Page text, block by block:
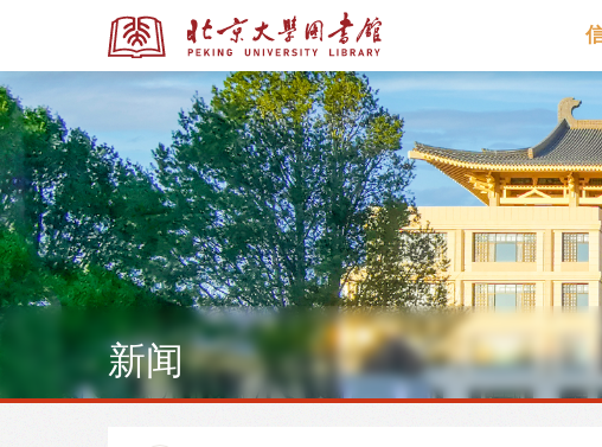
全部资源
全部资源 馆藏目录
多媒体资源 机构知识库
新闻